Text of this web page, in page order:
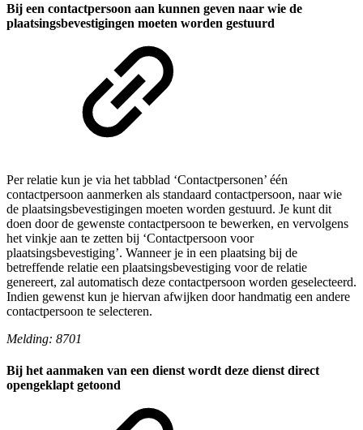
Bij een contactpersoon aan kunnen geven naar wie de
plaatsingsbevestigingen moeten worden gestuurd
Per relatie kun je via het tabblad ‘Contactpersonen’ één
contactpersoon aanmerken als standaard contactpersoon, naar wie
de plaatsingsbevestigingen moeten worden gestuurd. Je kunt dit
doen door de gewenste contactpersoon te bewerken, en vervolgens
het vinkje aan te zetten bij ‘Contactpersoon voor
plaatsingsbevestiging’. Wanneer je in een plaatsing bij de
betreffende relatie een plaatsingsbevestiging voor de relatie
genereert, zal automatisch deze contactpersoon worden geselecteerd.
Indien gewenst kun je hiervan afwijken door handmatig een andere
contactpersoon te selecteren.
Melding: 8701
Bij het aanmaken van een dienst wordt deze dienst direct
opengeklapt getoond